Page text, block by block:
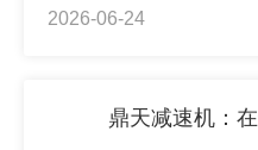
2026-06-24
鼎天减速机：